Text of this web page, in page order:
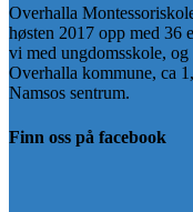
Overhalla
høsten 2017 opp med 36
vi med ungdomsskole,
Overhalla kommune, ca
Namsos sentrum.
Finn oss på facebook